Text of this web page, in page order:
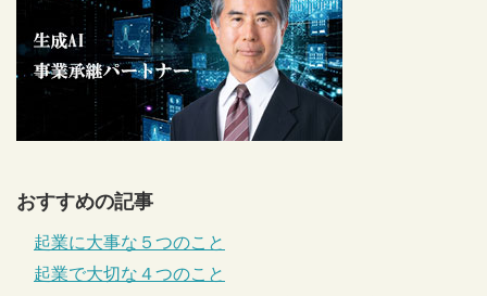
おすすめの記事
起業に大事な５つのこと
起業で大切な４つのこと